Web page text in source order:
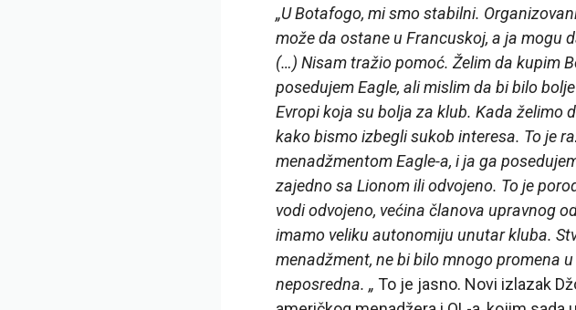
„U Botafogo, mi smo stabilni.
može da ostane u Francuskoj, a ja mogu
(…) Nisam tražio pomoć. Želim da kupim
posedujem Eagle, ali mislim da bi bilo
Evropi koja su bolja za klub. Kada želimo
kako bismo izbegli sukob interesa. To je
menadžmentom Eagle-a, i ja ga
zajedno sa Lionom ili odvojeno. To je
vodi odvojeno, većina članova upravnog
imamo veliku autonomiju unutar kluba.
menadžment, ne bi bilo mnogo promena
neposredna. „ To je jasno. Novi izlazak